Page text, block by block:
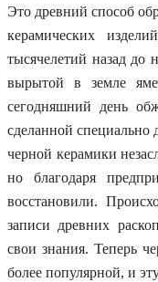
Это древний способ
керамических
тысячелетий назад
вырытой в земле
сегодняшний день
сделанной специально
черной керамики
но благодаря
восстановили.
записи древних
свои знания. Теперь
более популярной, и